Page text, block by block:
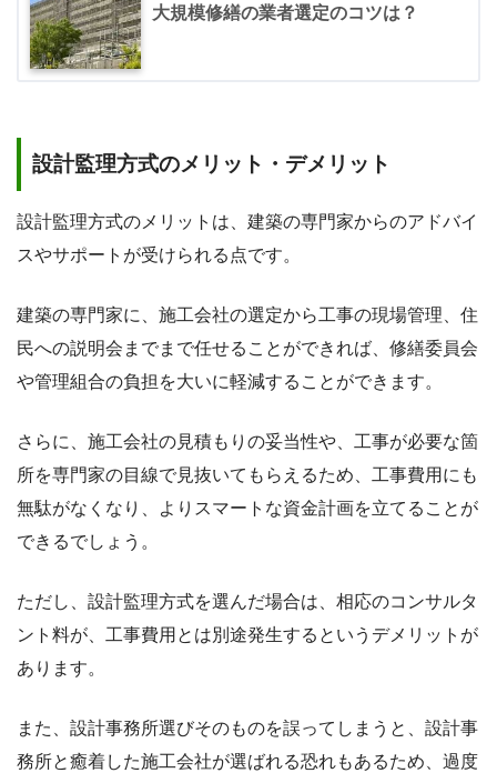
大規模修繕の業者選定のコツは？
設計監理方式のメリット・デメリット
設計監理方式のメリットは、建築の専門家からのアドバイ
スやサポートが受けられる点です。
建築の専門家に、施工会社の選定から工事の現場管理、住
民への説明会までまで任せることができれば、修繕委員会
や管理組合の負担を大いに軽減することができます。
さらに、施工会社の見積もりの妥当性や、工事が必要な箇
所を専門家の目線で見抜いてもらえるため、工事費用にも
無駄がなくなり、よりスマートな資金計画を立てることが
できるでしょう。
ただし、設計監理方式を選んだ場合は、相応のコンサルタ
ント料が、工事費用とは別途発生するというデメリットが
あります。
また、設計事務所選びそのものを誤ってしまうと、設計事
務所と癒着した施工会社が選ばれる恐れもあるため、過度